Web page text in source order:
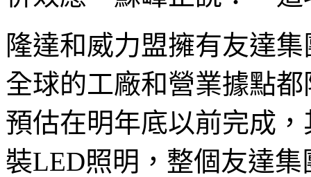
隆達和威力盟擁有友達
全球的工廠和營業據點
預估在明年底以前完成
裝LED照明，整個友達